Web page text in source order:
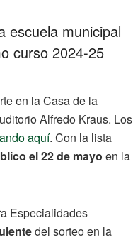
escuela municipal
curso 2024-25
en la Casa de la
Alfredo Kraus. Los
aquí. Con la lista
el 22 de mayo en la
Especialidades
del sorteo en la